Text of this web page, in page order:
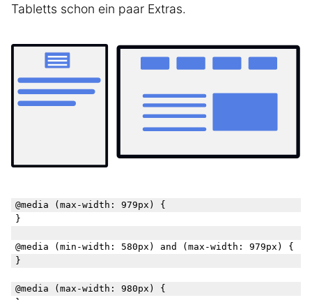
Tabletts schon ein paar Extras.
@media (max-width: 979px) {
}
@media (min-width: 580px) and (max-width: 979px) {
}
@media (max-width: 980px) {